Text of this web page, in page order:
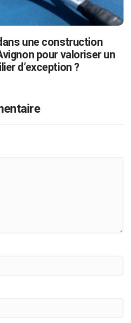
une construction
pour valoriser un
d’exception ?